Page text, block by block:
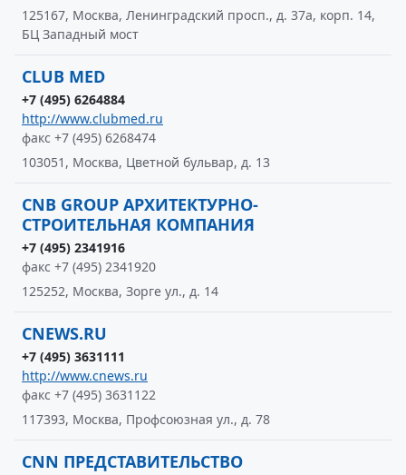
125167, Москва, Ленинградский просп., д. 37а, корп. 14,
БЦ Западный мост
CLUB MED
+7 (495) 6264884
http://www.clubmed.ru
факс +7 (495) 6268474
103051, Москва, Цветной бульвар, д. 13
CNB GROUP АРХИТЕКТУРНО-
СТРОИТЕЛЬНАЯ КОМПАНИЯ
+7 (495) 2341916
факс +7 (495) 2341920
125252, Москва, Зорге ул., д. 14
CNEWS.RU
+7 (495) 3631111
http://www.cnews.ru
факс +7 (495) 3631122
117393, Москва, Профсоюзная ул., д. 78
CNN ПРЕДСТАВИТЕЛЬСТВО